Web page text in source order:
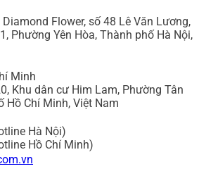
Flower, số 48 Lê Văn Lương,
Phường Yên Hòa, Thành phố Hà Nội,
Minh
Khu dân cư Him Lam, Phường Tân
Hồ Chí Minh, Việt Nam
Hà Nội)
Hồ Chí Minh)